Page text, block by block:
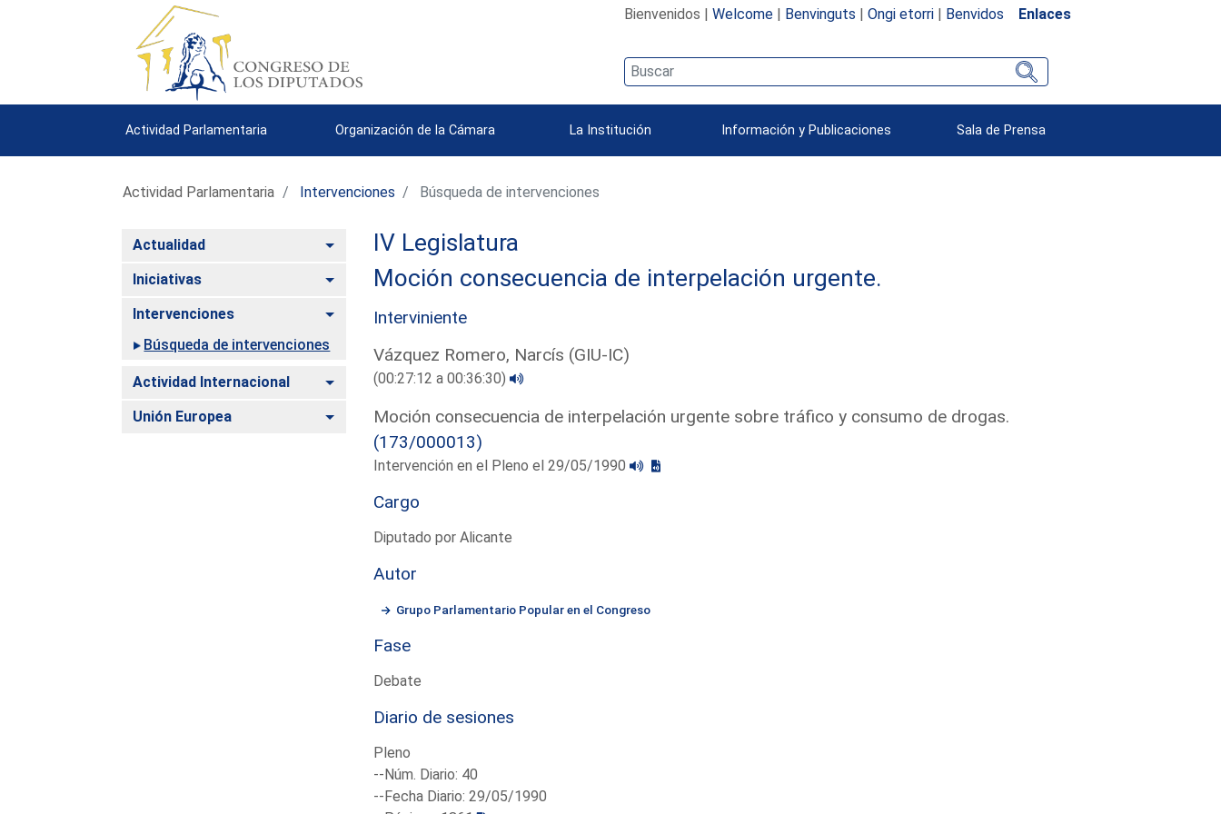
Bienvenidos | Welcome| Benvinguts | Ongi etorri| Benvidos Enlaces
Actividad Parlamentaria Organización de la Cámara La Institución Información y Publicaciones Sala de Prensa
Actividad Parlamentaria Intervenciones Búsqueda de intervenciones
Actualidad Alternar
Iniciativas Alternar
Intervenciones
Alternar
Búsqueda de intervenciones
Actividad Internacional Alternar
Unión Europea Alternar
IV Legislatura
Moción consecuencia de interpelación urgente.
Interviniente
Vázquez Romero, Narcís (GIU-IC)
(00:27:12 a 00:36:30)
Moción consecuencia de interpelación urgente sobre tráfico y consumo de drogas.
(173/000013)
Intervención en el Pleno el 29/05/1990
Cargo
Diputado por Alicante
Autor
Grupo Parlamentario Popular en el Congreso
Fase
Debate
Diario de sesiones
Pleno
--Núm. Diario: 40
--Fecha Diario: 29/05/1990